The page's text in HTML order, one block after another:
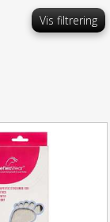
Vis filtrering